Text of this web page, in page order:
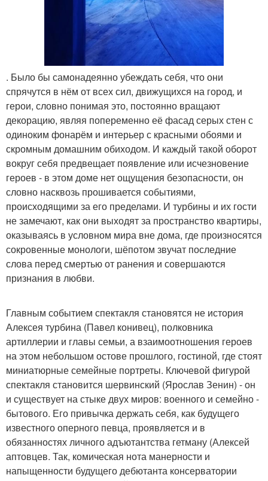
. Было бы самонадеянно убеждать себя, что они
спрячутся в нём от всех сил, движущихся на город, и
герои, словно понимая это, постоянно вращают
декорацию, являя попеременно её фасад серых стен с
одиноким фонарём и интерьер с красными обоями и
скромным домашним обиходом. И каждый такой оборот
вокруг себя предвещает появление или исчезновение
героев - в этом доме нет ощущения безопасности, он
словно насквозь прошивается событиями,
происходящими за его пределами. И турбины и их гости
не замечают, как они выходят за пространство квартиры,
оказываясь в условном мира вне дома, где произносятся
сокровенные монологи, шёпотом звучат последние
слова перед смертью от ранения и совершаются
признания в любви.
Главным событием спектакля становятся не история
Алексея турбина (Павел конивец), полковника
артиллерии и главы семьи, а взаимоотношения героев
на этом небольшом остове прошлого, гостиной, где стоят
миниатюрные семейные портреты. Ключевой фигурой
спектакля становится шервинский (Ярослав Зенин) - он
и существует на стыке двух миров: военного и семейно -
бытового. Его привычка держать себя, как будущего
известного оперного певца, проявляется и в
обязанностях личного адъютантства гетману (Алексей
аптовцев. Так, комическая нота манерности и
напыщенности будущего дебютанта консерватории